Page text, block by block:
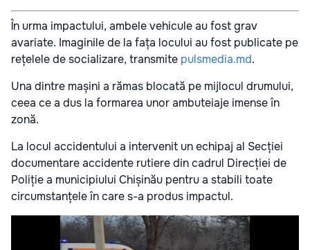
În urma impactului, ambele vehicule au fost grav
avariate. Imaginile de la fața locului au fost publicate pe
rețelele de socializare, transmite pulsmedia.md.
Una dintre mașini a rămas blocată pe mijlocul drumului,
ceea ce a dus la formarea unor ambuteiaje imense în
zonă.
La locul accidentului a intervenit un echipaj al Secției
documentare accidente rutiere din cadrul Direcției de
Poliție a municipiului Chișinău pentru a stabili toate
circumstanțele în care s-a produs impactul.